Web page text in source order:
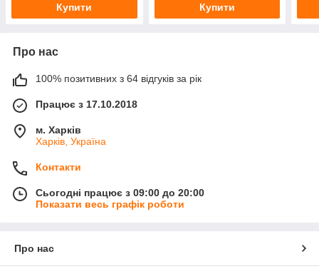
Купити Купити
Про нас
100% позитивних з 64 відгуків за рік
Працює з 17.10.2018
м. Харків
Харків, Україна
Контакти
Сьогодні працює з 09:00 до 20:00
Показати весь графік роботи
Про нас